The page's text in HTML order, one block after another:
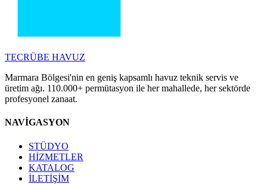
TECRÜBE HAVUZ
Marmara Bölgesi'nin en geniş kapsamlı havuz teknik servis ve
üretim ağı. 110.000+ permütasyon ile her mahallede, her sektörde
profesyonel zanaat.
NAVİGASYON
STÜDYO
HİZMETLER
KATALOG
İLETİŞİM